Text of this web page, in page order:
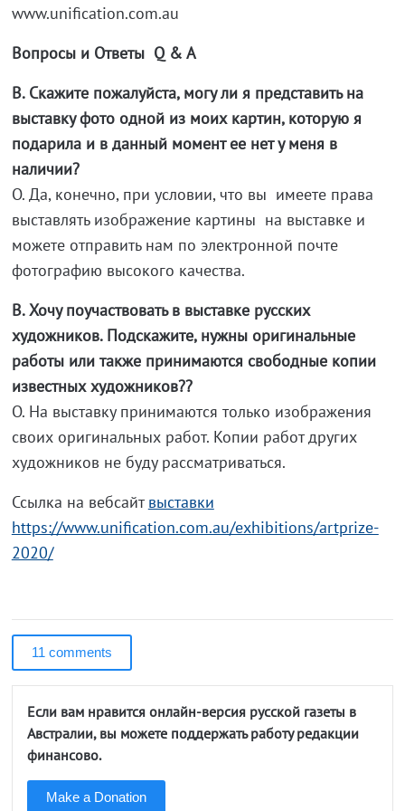
www.unification.com.au
Вопросы и Ответы Q & A
В. Скажите пожалуйста, могу ли я представить на
выставку фото одной из моих картин, которую я
подарила и в данный момент ее нет у меня в
наличии?
О. Да, конечно, при условии, что вы имеете права
выставлять изображение картины на выставке и
можете отправить нам по электронной почте
фотографию высокого качества.
В. Хочу поучаствовать в выставке русских
художников. Подскажите, нужны оригинальные
работы или также принимаются свободные копии
известных художников??
О. На выставку принимаются только изображения
своих оригинальных работ. Копии работ других
художников не буду рассматриваться.
Ссылка на вебсайтвыставки
https://www.unification.com.au/exhibitions/artprize-
2020/
11 comments
Если вам нравится онлайн-версия русской газеты в
Австралии, вы можете поддержать работу редакции
финансово.
Make a Donation